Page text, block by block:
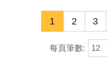
素酶（DUB）等泛素化修
系統的酵素本身即為近年
1 2 3
每頁筆數: